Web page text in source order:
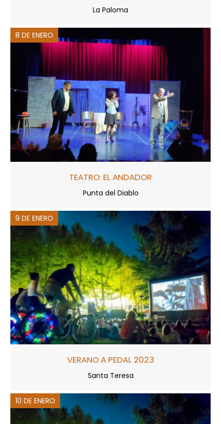
La Paloma
8 DE ENERO
TEATRO: EL ANDADOR
Punta del Diablo
9 DE ENERO
VERANO A PEDAL 2023
Santa Teresa
10 DE ENERO